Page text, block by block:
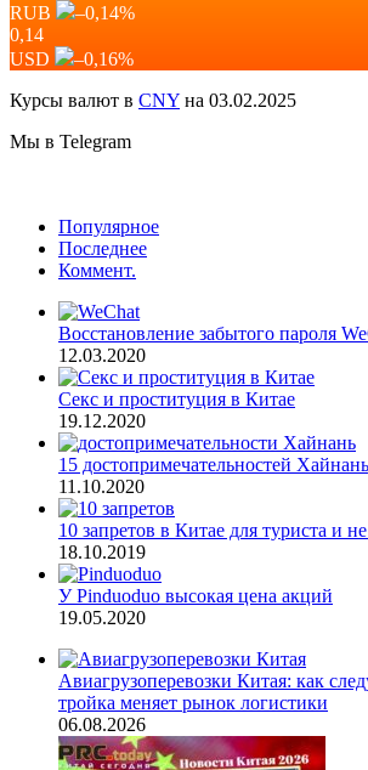
RUB
–0,14%
0,14
USD
–0,16%
Курсы валют в CNY на 03.02.2025
Мы в Telegram
Популярное
Последнее
Коммент.
Восстановление забытого пароля
12.03.2020
Секс и проституция в Китае
19.12.2020
15 достопримечательностей
11.10.2020
10 запретов в Китае для туриста и
18.10.2019
У Pinduoduo высокая цена акций
19.05.2020
Авиагрузоперевозки Китая: как
тройка меняет рынок логистики
06.08.2026